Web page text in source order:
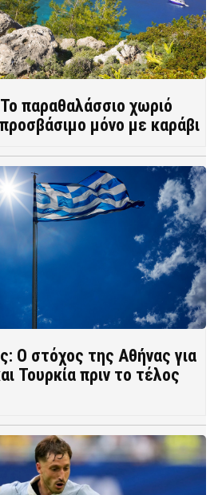
παραθαλάσσιο χωριό
μόνο με καράβι
Ο στόχος της Αθήνας για
Τουρκία πριν το τέλος